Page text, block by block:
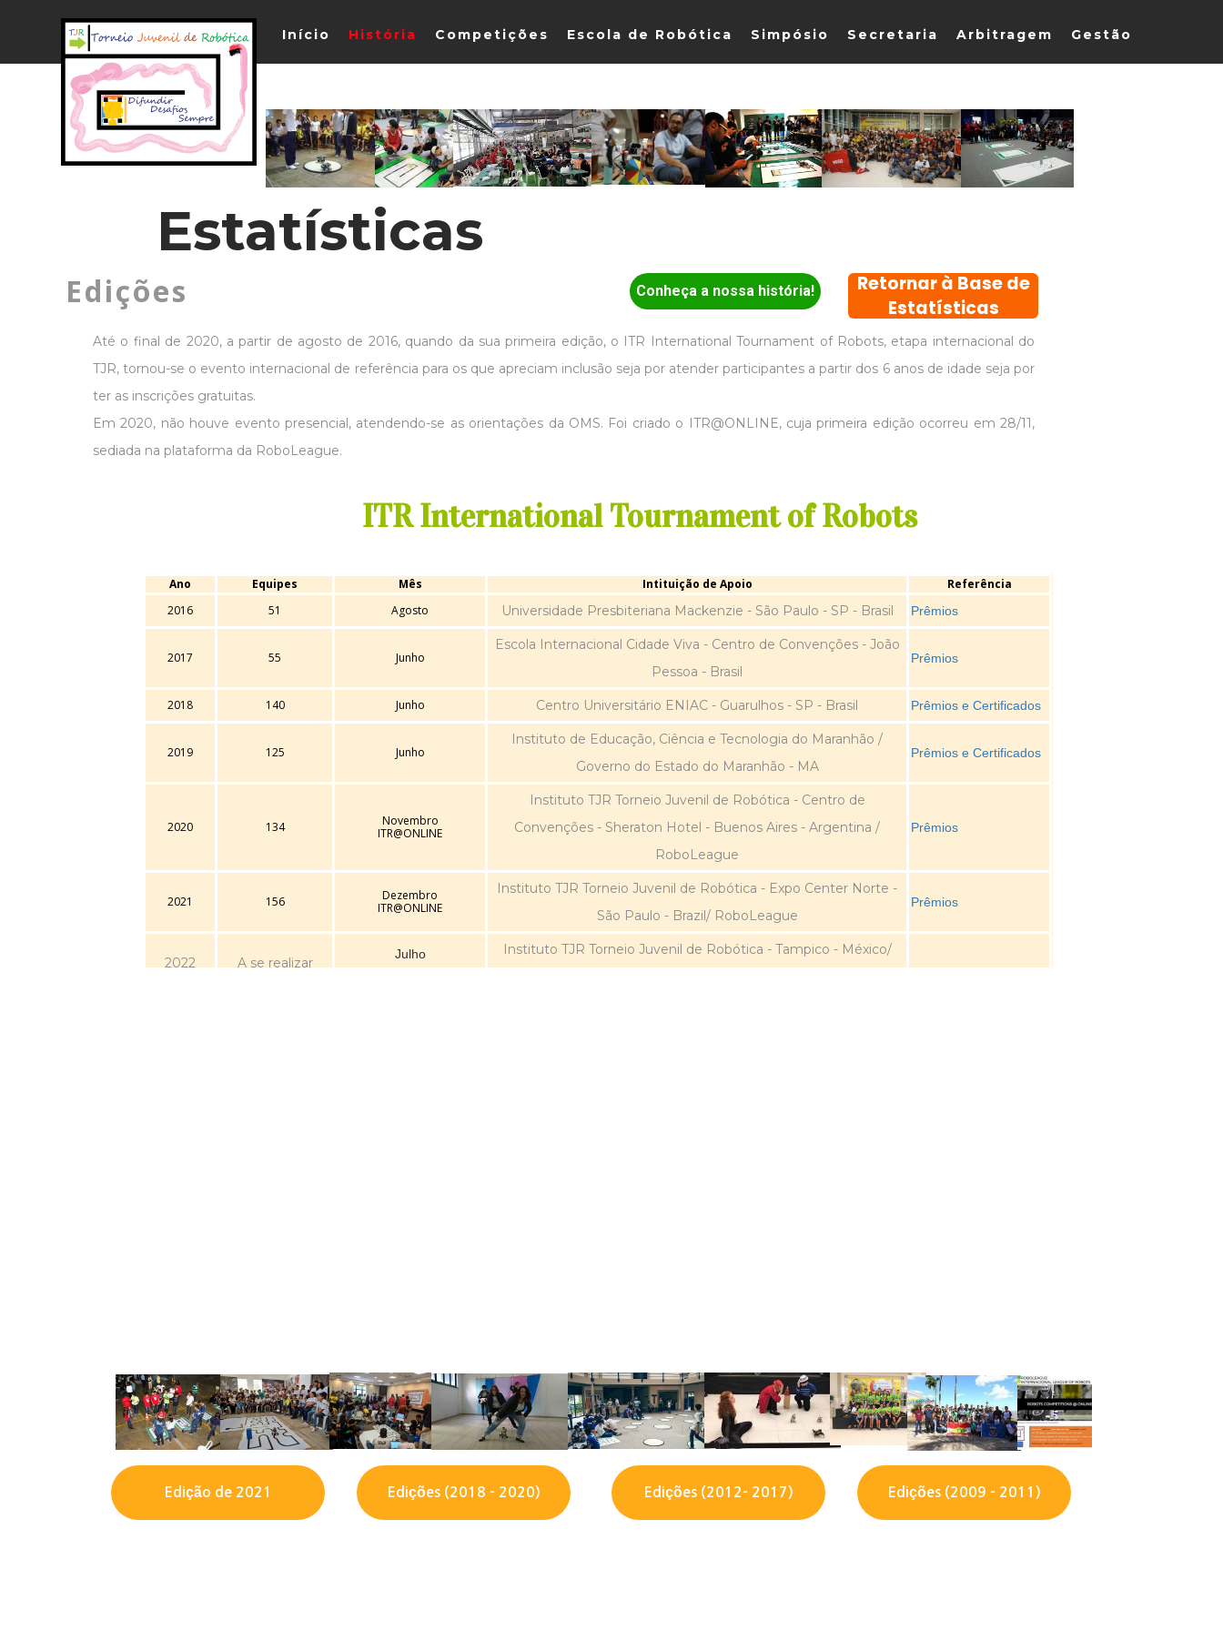
Início História Competições Escola de Robótica Simpósio Secretaria Arbitragem Gestão
Estatísticas
Até o final de 2020, a partir de agosto de 2016, quando da sua primeira edição, o ITR International Tournament of Robots, etapa internacional do
TJR, tornou-se o evento internacional de referência para os que apreciam inclusão seja por atender participantes a partir dos 6 anos de idade seja por
ter as inscrições gratuitas.
Em 2020, não houve evento presencial, atendendo-se as orientações da OMS. Foi criado o ITR@ONLINE, cuja primeira edição ocorreu em 28/11,
sediada na plataforma da RoboLeague.
Edição de 2021 Edições (2012- 2017) Edições (2009 - 2011)
Edições (2018 - 2020)
Edições
ITR International Tournament of Robots
Ano Equipes Mês Intituição de Apoio
Referência
2016
51 Agosto Universidade Presbiteriana Mackenzie - São Paulo - SP - Brasil Prêmios
2017 55 Junho
Escola Internacional Cidade Viva - Centro de Convenções - João
Pessoa - Brasil
Prêmios
2018 140 Junho Centro Universitário ENIAC - Guarulhos - SP - Brasil Prêmios e Certificados
2019 125 Junho
Instituto de Educação, Ciência e Tecnologia do Maranhão /
Governo do Estado do Maranhão - MA
Prêmios e Certificados
2020 134
Novembro
ITR@ONLINE
Instituto TJR Torneio Juvenil de Robótica - Centro de
Convenções - Sheraton Hotel - Buenos Aires - Argentina /
RoboLeague
Prêmios
2021 156
Dezembro
ITR@ONLINE
Instituto TJR Torneio Juvenil de Robótica - Expo Center Norte -
São Paulo - Brazil/ RoboLeague
Prêmios
2022 A se realizar
Julho
ITR@ONLINE
Instituto TJR Torneio Juvenil de Robótica - Tampico - México/
Retornar à Base de
Estatísticas
Conheça a nossa história!